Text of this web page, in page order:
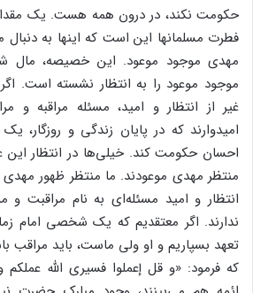
حکومت‌ نکند، در درون‌ همه‌ هست‌. یک‌ مقدار
فطرت‌ مسلمانها این‌ است‌ که‌ اینها به‌ دنبال‌
مهدی‌ موجود موعود. این‌ خصیصه‌، مال‌
موجود موعود را به‌ انتظار نشسته‌ است‌.
غیر از انتظار و امید، مسئله‌ مراقبه‌ و
امیدوارند که‌ در پایان‌ زندگی‌ و
احسان‌ حکومت‌ کند. خیلی‌ها در انتظار این‌
منتظر مهدی‌ موعودند. ما منتظر ظهور مهدی‌
انتظار و امید مسئله‌ای‌ به‌ نام‌ مراقبت‌ و
ندارند. اگر معتقدیم‌ که‌ یک‌ شخصی‌ امام‌
تعهد بسپاریم‌ و او ولی‌ ماست‌، باید مراقب‌